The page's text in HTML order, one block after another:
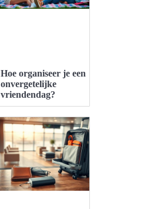
Hoe organiseer je een
onvergetelijke
vriendendag?